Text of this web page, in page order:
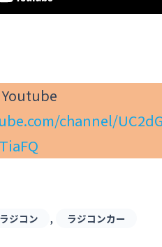
Youtube
channel/
ラジコン , ラジコンカー